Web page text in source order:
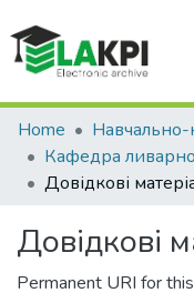
Communities &
All of DSpace
Home
Довідкові
Permanent URI for